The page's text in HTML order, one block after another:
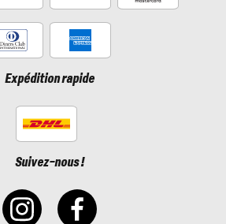
Expédition rapide
Suivez-nous !